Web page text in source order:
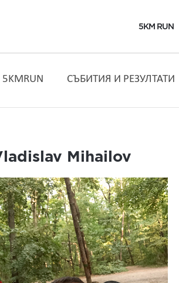
5KM RUN
5KMRUN СЪБИТИЯ И РЕЗУЛТАТИ
Mihailov